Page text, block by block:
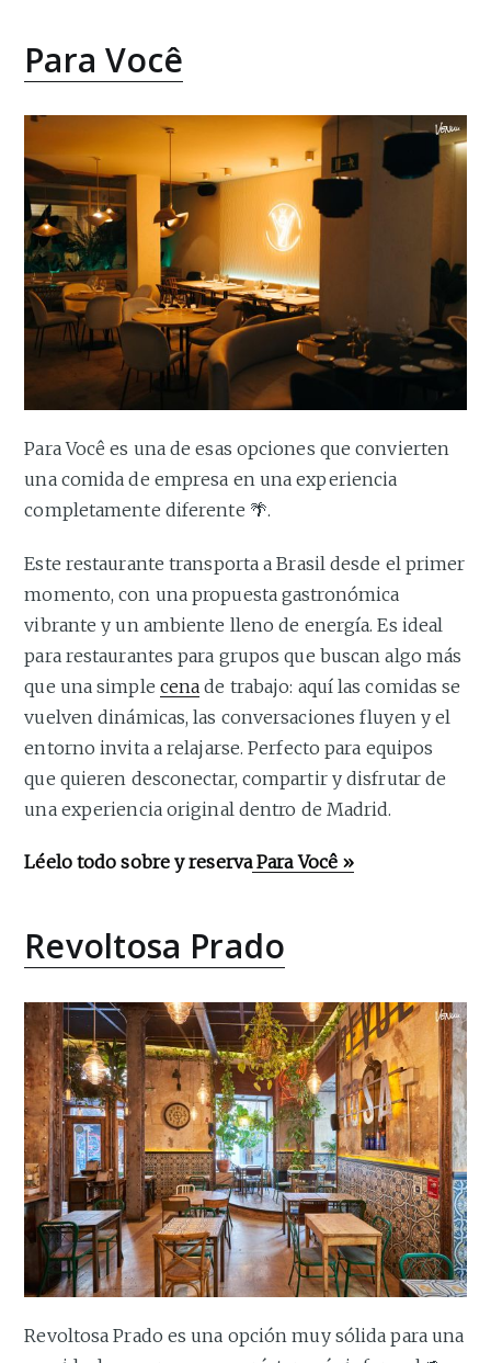
Para Você
Para Você es una de esas opciones que convierten
una comida de empresa en una experiencia
completamente diferente 🌴.
Este restaurante transporta a Brasil desde el primer
momento, con una propuesta gastronómica
vibrante y un ambiente lleno de energía. Es ideal
para restaurantes para grupos que buscan algo más
que una simple cena de trabajo: aquí las comidas se
vuelven dinámicas, las conversaciones fluyen y el
entorno invita a relajarse. Perfecto para equipos
que quieren desconectar, compartir y disfrutar de
una experiencia original dentro de Madrid.
Léelo todo sobre y reservaPara Você »
Revoltosa Prado
Revoltosa Prado es una opción muy sólida para una